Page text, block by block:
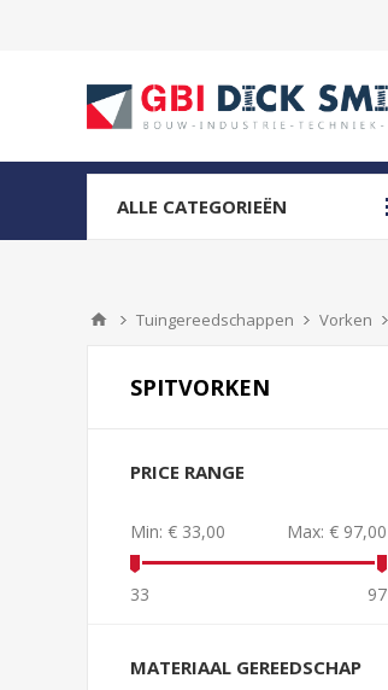
ALLE CATEGORIEËN
Tuingereedschappen Vorken
SPITVORKEN
PRICE RANGE
Min: € 33,00 Max: € 97,00
33 97
MATERIAAL GEREEDSCHAP